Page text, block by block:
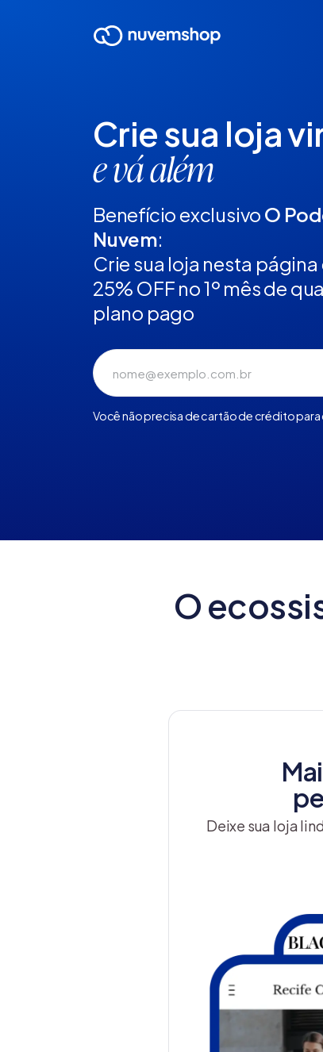
Crie sua loja
e vá além
Benefício exclusivo O
Nuvem:
Crie sua loja nesta página
25% OFF no 1º mês de
plano pago
Você não precisa de cartão de crédito para
O
Deixe sua loja